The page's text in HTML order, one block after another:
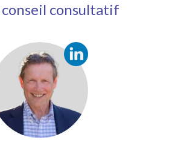
conseil consultatif